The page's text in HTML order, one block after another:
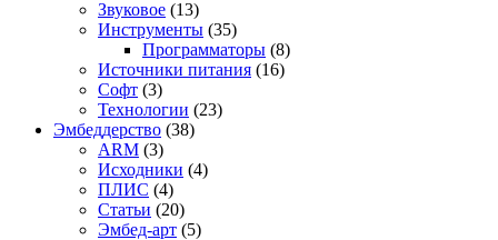
Звуковое (13)
Инструменты (35)
Программаторы (8)
Источники питания (16)
Софт (3)
Технологии (23)
Эмбеддерство (38)
ARM (3)
Исходники (4)
ПЛИС (4)
Статьи (20)
Эмбед-арт (5)